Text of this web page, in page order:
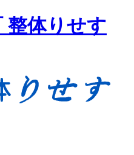
整体りせす